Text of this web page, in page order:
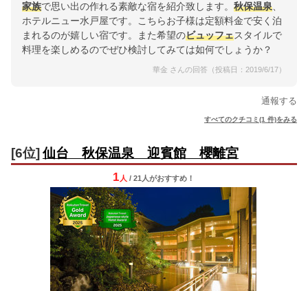
家族で思い出の作れる素敵な宿を紹介致します。 秋保温泉
ホテルニュー水戸屋です。こちらお子様は定額料金で安く泊
まれるのが嬉しい宿です。また希望のビュッフェスタイルで
料理を楽しめるのでぜひ検討してみては如何でしょうか？
華金 さんの回答（投稿日：2019/6/17）
通報する
すべてのクチコミ(1 件)をみる
[6位] 仙台 秋保温泉 迎賓館 櫻離宮
1 人 / 21人がおすすめ！